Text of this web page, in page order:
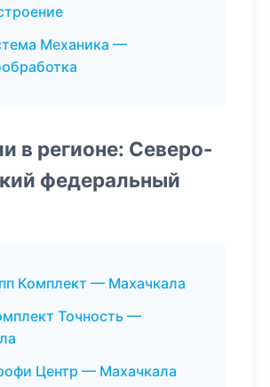
Механика —
в регионе: Северо-
федеральный
Комплект — Махачкала
Точность —
Центр — Махачкала